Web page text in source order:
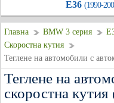
E36 (1990-
Главна BMW 3 серия
Скоростна кутия
Теглене на автомобили с
Теглене на
скоростна кутия